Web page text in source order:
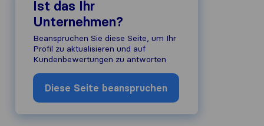
Ist das Ihr
Unternehmen?
Beanspruchen Sie diese Seite, um Ihr
Profil zu aktualisieren und auf
Kundenbewertungen zu antworten
Diese Seite beanspruchen